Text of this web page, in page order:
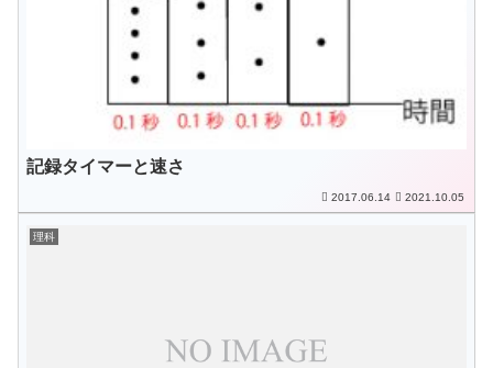
記録タイマーと速さ
2017.06.14 2021.10.05
理科